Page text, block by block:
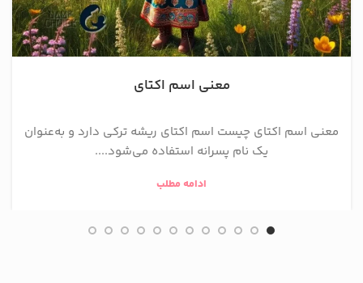
معنی اسم اکتای
معنی اسم اکتای چیست اسم اکتای ریشه ترکی دارد و به‌عنوان
یک نام پسرانه استفاده می‌شود....
ادامه مطلب